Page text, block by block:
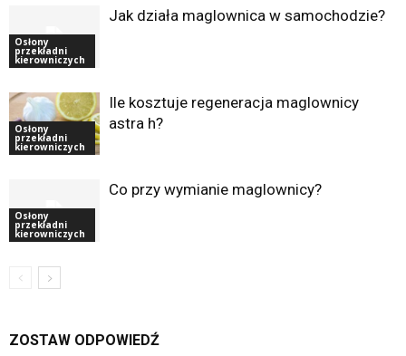
Osłony
przekładni
kierowniczych
Jak działa maglownica w samochodzie?
Osłony
przekładni
kierowniczych
Ile kosztuje regeneracja maglownicy
astra h?
Osłony
przekładni
kierowniczych
Co przy wymianie maglownicy?
ZOSTAW ODPOWIEDŹ